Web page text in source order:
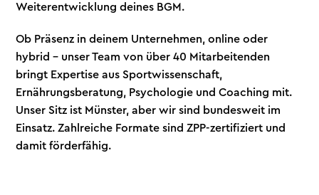
Weiterentwicklung deines BGM.
Ob Präsenz in deinem Unternehmen, online oder
hybrid – unser Team von über 40 Mitarbeitenden
bringt Expertise aus Sportwissenschaft,
Ernährungsberatung, Psychologie und Coaching mit.
Unser Sitz ist Münster, aber wir sind bundesweit im
Einsatz. Zahlreiche Formate sind ZPP-zertifiziert und
damit förderfähig.